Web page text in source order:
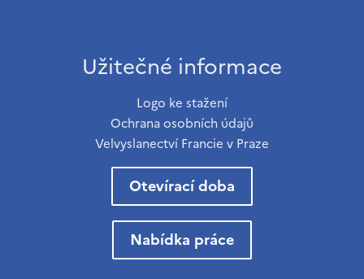
Užitečné informace
Logo ke stažení
Ochrana osobních údajů
Velvyslanectví Francie v Praze
Otevírací doba
Nabídka práce